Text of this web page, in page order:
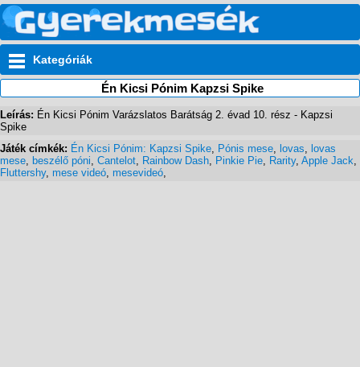
Kategóriák
Én Kicsi Pónim Kapzsi Spike
Leírás: Én Kicsi Pónim Varázslatos Barátság 2. évad 10. rész - Kapzsi
Spike
Játék címkék: Én Kicsi Pónim: Kapzsi Spike, Pónis mese, lovas, lovas
mese, beszélő póni, Cantelot, Rainbow Dash, Pinkie Pie, Rarity, Apple Jack,
Fluttershy, mese videó, mesevideó,